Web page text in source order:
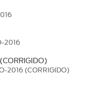
2016
2016 (CORRIGIDO)